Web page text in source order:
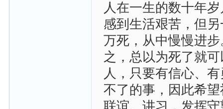
人在一生的数十年
感到生活艰苦，但
万死，从中慢慢进
之，总以为死了就
人，只要有信心、
不了的事，因此希